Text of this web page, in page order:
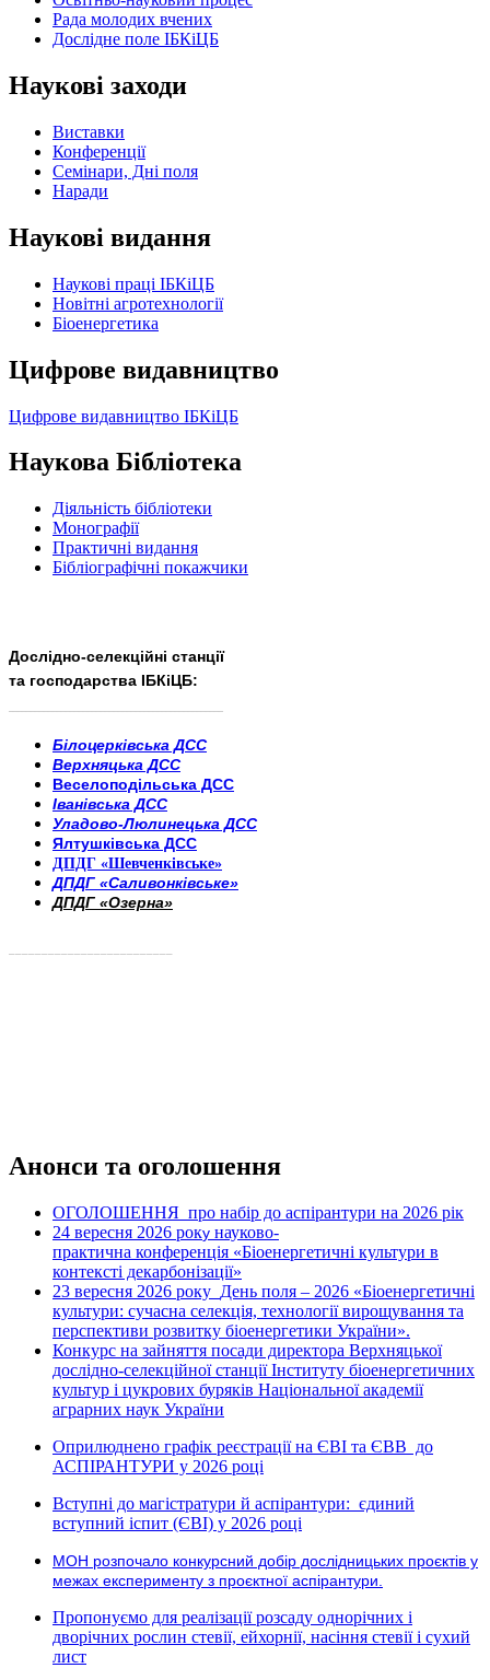
Рада молодих вчених
Дослідне поле ІБКіЦБ
Наукові заходи
Виставки
Конференції
Семінари, Дні поля
Наради
Наукові видання
Наукові праці ІБКіЦБ
Новітні агротехнології
Бiоенергетика
Цифрове видавництво
Цифрове видавництво ІБКіЦБ
Наукова Бібліотека
Діяльність бібліотеки
Монографії
Практичні видання
Бібліографічні покажчики
Дослідно-селекційні станції
та господарства ІБКіЦБ:
Білоцерківська ДСС
Верхняцька ДСС
Веселоподільська ДСС
Іванівська ДСС
Уладово-Люлинецька ДСС
Ялтушківська ДСС
ДПДГ «Шевченківське»
ДПДГ «Саливонківське»
ДПДГ «Озерна»
Анонси та оголошення
ОГОЛОШЕННЯ про набір до аспірантури на 2026 рік
24 вересня 2026 року науково-
практична конференція «Біоенергетичні культури в
контексті декарбонізації»
23 вересня 2026 року День поля – 2026 «Біоенергетичні
культури: сучасна селекція, технології вирощування та
перспективи розвитку біоенергетики України».
Конкурс на зайняття посади директора Верхняцької
дослідно-селекційної станції Інституту біоенергетичних
культур і цукрових буряків Національної академії
аграрних наук України
Оприлюднено графік реєстрації на ЄВІ та ЄВВ до
АСПІРАНТУРИ у 2026 році
Вступні до магістратури й аспірантури: єдиний
вступний іспит (ЄВІ) у 2026 році
МОН розпочало конкурсний добір дослідницьких проєктів у
межах експерименту з проєктної аспірантури.
Пропонуємо для реалізації розсаду однорічних і
дворічних рослин стевії, ейхорнії, насіння стевії і сухий
лист